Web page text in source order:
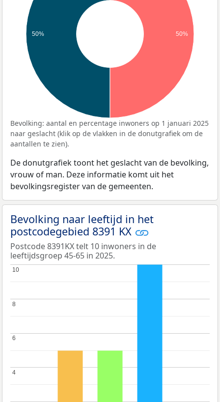
50% 50%
Bevolking: aantal en percentage inwoners op 1 januari 2025
naar geslacht (klik op de vlakken in de donutgrafiek om de
aantallen te zien).
De donutgrafiek toont het geslacht van de bevolking,
vrouw of man. Deze informatie komt uit het
bevolkingsregister van de gemeenten.
Bevolking naar leeftijd in het
postcodegebied 8391 KX
Postcode 8391KX telt 10 inwoners in de
leeftijdsgroep 45-65 in 2025.
4
4
6
6
8
8
10
10